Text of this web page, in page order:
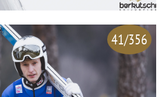
41/356